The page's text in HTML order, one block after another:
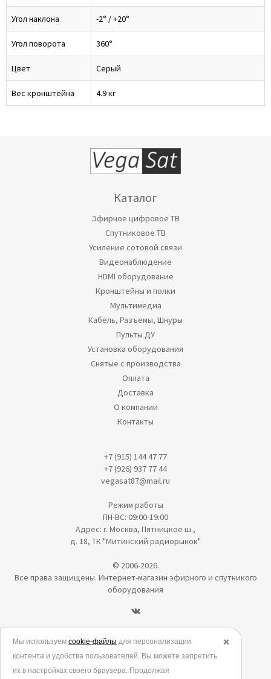
Угол наклона -2° / +20°
Угол поворота 360°
Цвет Серый
Вес кронштейна 4.9 кг
Каталог
Эфирное цифровое ТВ
Спутниковое ТВ
Усиление сотовой связи
Видеонаблюдение
HDMI оборудование
Кронштейны и полки
Мультимедиа
Кабель, Разъемы, Шнуры
Пульты ДУ
Установка оборудования
Снятые с производства
Оплата
Доставка
О компании
Контакты
+7 (915) 144 47 77
+7 (926) 937 77 44
vegasat87@mail.ru
Режим работы
ПН-ВС: 09:00-19:00
Адрес: г. Москва, Пятницкое ш.,
д. 18, ТК "Митинский радиорынок"
© 2006-2026.
Все права защищены. Интернет-магазин эфирного и спутникого
оборудования
Политика в отношении обработки персональных данных
Согласие на обработку персональных данных
✖️
Мы используем cookie-файлы для персонализации
контента и удобства пользователей. Вы можете запретить
их в настройках своего браузера. Продолжая